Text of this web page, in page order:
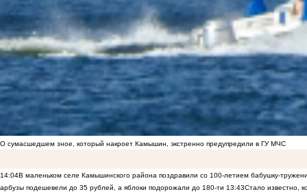
О сумасшедшем зное, который накроет Камышин, экстренно предупредили в ГУ МЧС
14:04В маленьком селе Камышинского района поздравили со 100-летием бабушку-
арбузы подешевели до 35 рублей, а яблоки подорожали до 180-ти 13:43Стало известно,